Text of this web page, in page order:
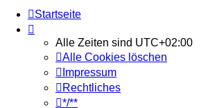
Startseite
Alle Zeiten sind UTC+02:00
Alle Cookies löschen
Impressum
Rechtliches
*/**